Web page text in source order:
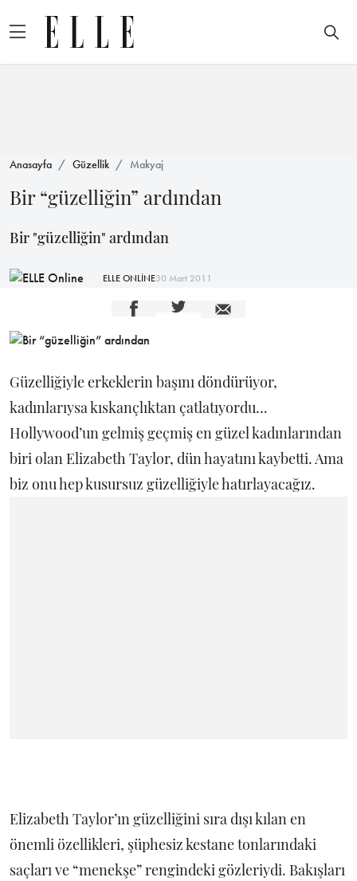
Anasayfa Güzellik Makyaj
Bir “güzelliğin” ardından
Bir "güzelliğin" ardından
ELLE ONLİNE30 Mart 2011
Güzelliğiyle erkeklerin başını döndürüyor,
kadınlarıysa kıskançlıktan çatlatıyordu...
Hollywood’un gelmiş geçmiş en güzel kadınlarından
biri olan Elizabeth Taylor, dün hayatını kaybetti. Ama
biz onu hep kusursuz güzelliğiyle hatırlayacağız.
Elizabeth Taylor’ın güzelliğini sıra dışı kılan en
önemli özellikleri, şüphesiz kestane tonlarındaki
saçları ve “menekşe” rengindeki gözleriydi. Bakışları